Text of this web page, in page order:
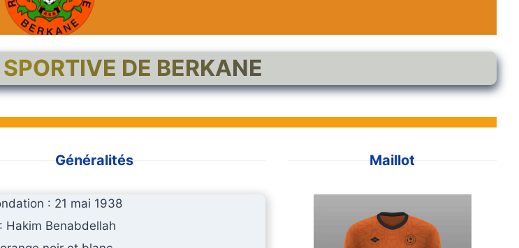
DE BERKANE
Généralités Maillot
: 21 mai 1938
Hakim Benabdellah